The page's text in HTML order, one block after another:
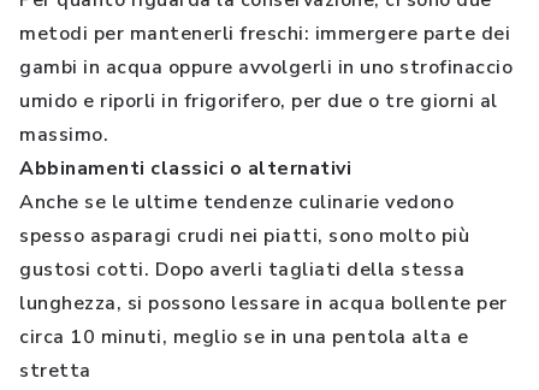
metodi per mantenerli freschi: immergere parte dei
gambi in acqua oppure avvolgerli in uno strofinaccio
umido e riporli in frigorifero, per due o tre giorni al
massimo.
Abbinamenti classici o alternativi
Anche se le ultime tendenze culinarie vedono
spesso asparagi crudi nei piatti, sono molto più
gustosi cotti. Dopo averli tagliati della stessa
lunghezza, si possono lessare in acqua bollente per
circa 10 minuti, meglio se in una pentola alta e
stretta